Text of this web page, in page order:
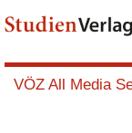
VÖZ All Media